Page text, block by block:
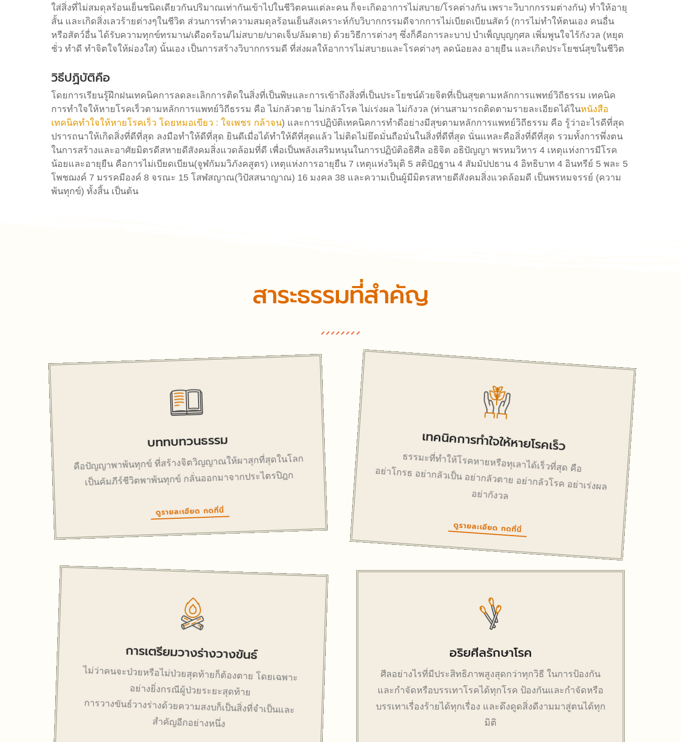
ใส่สิ่งที่ไม่สมดุลร้อนเย็นชนิดเดียวกันปริมาณเท่ากันเข้าไปในชีวิตคนแต่ละคน ก็จะเกิดอาการไม่สบาย/โรคต่างกัน เพราะวิบากกรรมต่างกัน) ทำให้อายุ
สั้น และเกิดสิ่งเลวร้ายต่างๆในชีวิต ส่วนการทำความสมดุลร้อนเย็นสังเคราะห์กับวิบากกรรมดีจากการไม่เบียดเบียนสัตว์ (การไม่ทำให้ตนเอง คนอื่น
หรือสัตว์อื่น ได้รับความทุกข์ทรมาน/เดือดร้อน/ไม่สบาย/บาดเจ็บ/ล้มตาย) ด้วยวิธีการต่างๆ ซึ่งก็คือการละบาป บำเพ็ญบุญกุศล เพิ่มพูนใจไร้กังวล (หยุด
ชั่ว ทำดี ทำจิตใจให้ผ่องใส) นั้นเอง เป็นการสร้างวิบากกรรมดี ที่ส่งผลให้อาการไม่สบายและโรคต่างๆ ลดน้อยลง อายุยืน และเกิดประโยชน์สุขในชีวิต
วิธีปฏิบัติคือ
โดยการเรียนรู้ฝึกฝนเทคนิคการลดละเลิกการติดในสิ่งที่เป็นพิษและการเข้าถึงสิ่งที่เป็นประโยชน์ด้วยจิตที่เป็นสุขตามหลักการแพทย์วิถีธรรม เทคนิค
การทำใจให้หายโรคเร็วตามหลักการแพทย์วิถีธรรม คือ ไม่กลัวตาย ไม่กลัวโรค ไม่เร่งผล ไม่กังวล (ท่านสามารถติดตามรายละเอียดได้ในหนังสือ
เทคนิคทำใจให้หายโรคเร็ว โดยหมอเขียว : ใจเพชร กล้าจน) และการปฏิบัติเทคนิคการทำดีอย่างมีสุขตามหลักการแพทย์วิถีธรรม คือ รู้ว่าอะไรดีที่สุด
ปรารถนาให้เกิดสิ่งที่ดีที่สุด ลงมือทำให้ดีที่สุด ยินดีเมื่อได้ทำให้ดีที่สุดแล้ว ไม่ติดไม่ยึดมั่นถือมั่นในสิ่งที่ดีที่สุด นั่นแหละคือสิ่งที่ดีที่สุด รวมทั้งการพึ่งตน
ในการสร้างและอาศัยมิตรดีสหายดีสังคมสิ่งแวดล้อมที่ดี เพื่อเป็นพลังเสริมหนุนในการปฏิบัติอธิศีล อธิจิต อธิปัญญา พรหมวิหาร 4 เหตุแห่งการมีโรค
น้อยและอายุยืน คือการไม่เบียดเบียน(จูฬกัมมวิภังคสูตร) เหตุแห่งการอายุยืน 7 เหตุแห่งวิมุติ 5 สติปัฏฐาน 4 สัมมัปปธาน 4 อิทธิบาท 4 อินทรีย์ 5 พละ 5
โพชฌงค์ 7 มรรคมีองค์ 8 จรณะ 15 โสฬสญาณ(วิปัสสนาญาณ) 16 มงคล 38 และความเป็นผู้มีมิตรสหายดีสังคมสิ่งแวดล้อมดี เป็นพรหมจรรย์ (ความ
พ้นทุกข์) ทั้งสิ้น เป็นต้น
สาระธรรมที่สำคัญ
บททบทวนธรรม
คือปัญญาพาพ้นทุกข์ ที่สร้างจิตวิญญาณให้ผาสุกที่สุดในโลก
เป็นคัมภีร์ชีวิตพาพ้นทุกข์ กลั่นออกมาจากประไตรปิฎก
ดูรายละเอียด กดที่นี่
เทคนิคการทำใจให้หายโรคเร็ว
ธรรมะที่ทำให้โรคหายหรือทุเลาได้เร็วที่สุด คือ
อย่าโกรธ อย่ากลัวเป็น อย่ากลัวตาย อย่ากลัวโรค อย่าเร่งผล
อย่ากังวล
ดูรายละเอียด กดที่นี่
การเตรียมวางร่างวางขันธ์
ไม่ว่าคนจะป่วยหรือไม่ป่วยสุดท้ายก็ต้องตาย โดยเฉพาะ
อย่างยิ่งกรณีผู้ป่วยระยะสุดท้าย
การวางขันธ์วางร่างด้วยความสงบก็เป็นสิ่งที่จำเป็นและ
สำคัญอีกอย่างหนึ่ง
อริยศีลรักษาโรค
ศีลอย่างไรที่มีประสิทธิภาพสูงสุดกว่าทุกวิธี ในการป้องกัน
และกำจัดหรือบรรเทาโรคได้ทุกโรค ป้องกันและกำจัดหรือ
บรรเทาเรื่องร้ายได้ทุกเรื่อง และดึงดูดสิ่งดีงามมาสู่ตนได้ทุก
มิติ